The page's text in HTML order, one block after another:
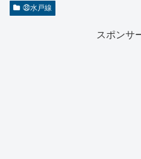
㉝水戸線
スポンサ